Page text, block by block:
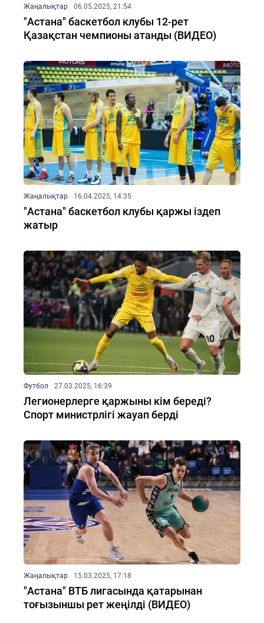
Жаңалықтар 06.05.2025, 21:54
"Астана" баскетбол клубы 12-рет
Қазақстан чемпионы атанды (ВИДЕО)
Жаңалықтар 16.04.2025, 14:35
"Астана" баскетбол клубы қаржы іздеп
жатыр
Футбол 27.03.2025, 16:39
Легионерлерге қаржыны кім береді?
Спорт министрлігі жауап берді
Жаңалықтар 15.03.2025, 17:18
"Астана" ВТБ лигасында қатарынан
тоғызыншы рет жеңілді (ВИДЕО)